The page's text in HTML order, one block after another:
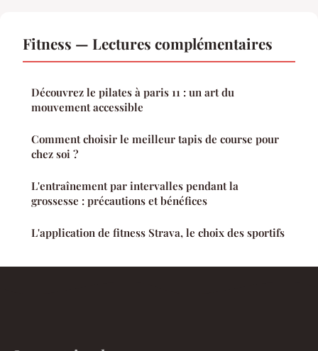
Fitness — Lectures complémentaires
Découvrez le pilates à paris 11 : un art du
mouvement accessible
Comment choisir le meilleur tapis de course pour
chez soi ?
L'entraînement par intervalles pendant la
grossesse : précautions et bénéfices
L'application de fitness Strava, le choix des sportifs